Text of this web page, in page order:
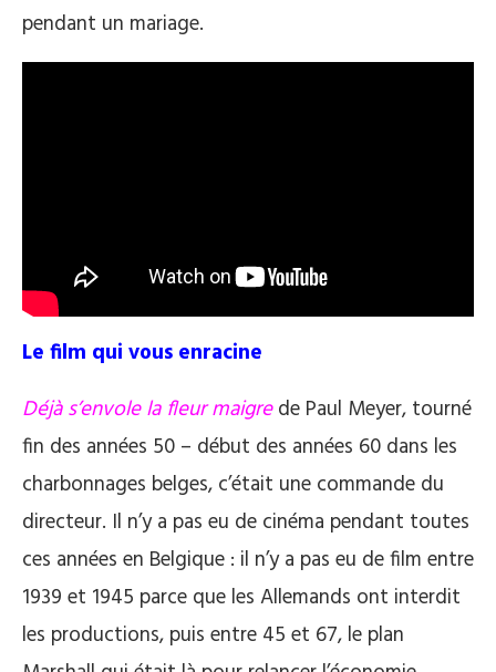
pendant un mariage.
Le film qui vous enracine
Déjà s’envole la fleur maigrede Paul Meyer, tourné
fin des années 50 – début des années 60 dans les
charbonnages belges, c’était une commande du
directeur. Il n’y a pas eu de cinéma pendant toutes
ces années en Belgique : il n’y a pas eu de film entre
1939 et 1945 parce que les Allemands ont interdit
les productions, puis entre 45 et 67, le plan